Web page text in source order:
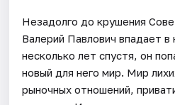
Незадолго до крушения
Валерий Павлович впадает в
несколько лет спустя, он
новый для него мир. Мир
рыночных отношений,